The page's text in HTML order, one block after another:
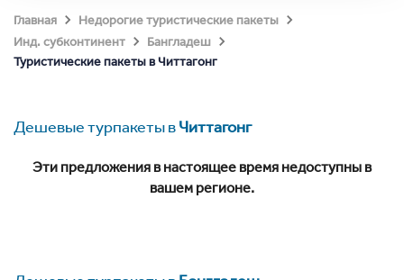
Главная
Недорогие туристические пакеты
Инд. субконтинент
Бангладеш
Туристические пакеты в Читтагонг
Дешевые турпакеты вЧиттагонг
Эти предложения в настоящее время недоступны в
вашем регионе.